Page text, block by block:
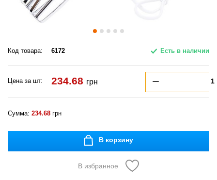
Код товара: 6172 Есть в наличии
Цена за шт: 234.68 грн
Сумма: 234.68 грн
В корзину
В избранное